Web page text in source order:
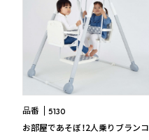
品番 5130
お部屋であそぼ！2人乗りブランコ